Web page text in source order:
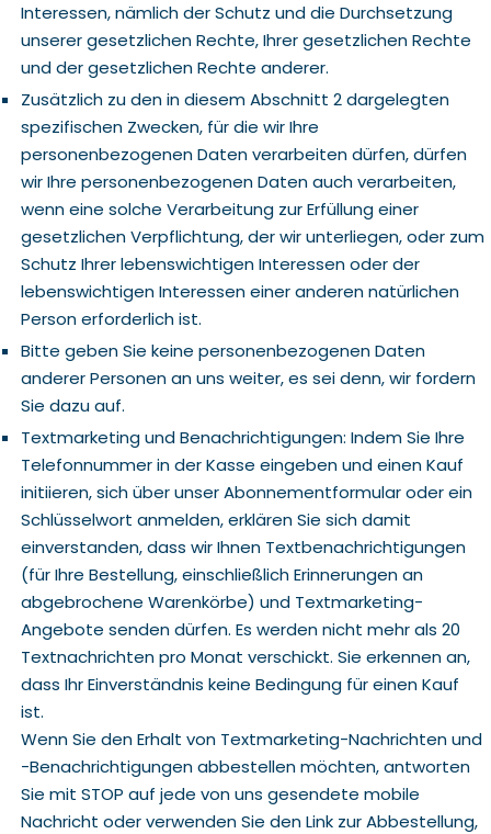
Interessen, nämlich der Schutz und die Durchsetzung
unserer gesetzlichen Rechte, Ihrer gesetzlichen Rechte
und der gesetzlichen Rechte anderer.
Zusätzlich zu den in diesem Abschnitt 2 dargelegten
spezifischen Zwecken, für die wir Ihre
personenbezogenen Daten verarbeiten dürfen, dürfen
wir Ihre personenbezogenen Daten auch verarbeiten,
wenn eine solche Verarbeitung zur Erfüllung einer
gesetzlichen Verpflichtung, der wir unterliegen, oder zum
Schutz Ihrer lebenswichtigen Interessen oder der
lebenswichtigen Interessen einer anderen natürlichen
Person erforderlich ist.
Bitte geben Sie keine personenbezogenen Daten
anderer Personen an uns weiter, es sei denn, wir fordern
Sie dazu auf.
Textmarketing und Benachrichtigungen: Indem Sie Ihre
Telefonnummer in der Kasse eingeben und einen Kauf
initiieren, sich über unser Abonnementformular oder ein
Schlüsselwort anmelden, erklären Sie sich damit
einverstanden, dass wir Ihnen Textbenachrichtigungen
(für Ihre Bestellung, einschließlich Erinnerungen an
abgebrochene Warenkörbe) und Textmarketing-
Angebote senden dürfen. Es werden nicht mehr als 20
Textnachrichten pro Monat verschickt. Sie erkennen an,
dass Ihr Einverständnis keine Bedingung für einen Kauf
ist.
Wenn Sie den Erhalt von Textmarketing-Nachrichten und
-Benachrichtigungen abbestellen möchten, antworten
Sie mit STOP auf jede von uns gesendete mobile
Nachricht oder verwenden Sie den Link zur Abbestellung,